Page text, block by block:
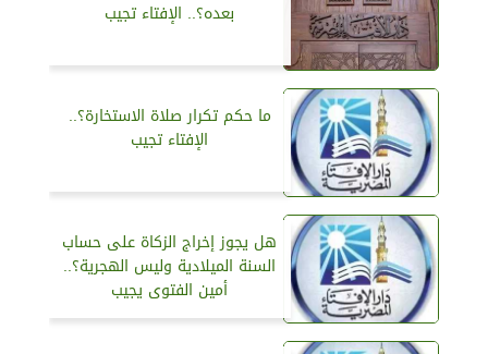
بعده؟.. الإفتاء تجيب
ما حكم تكرار صلاة الاستخارة؟..
الإفتاء تجيب
هل يجوز إخراج الزكاة على حساب
السنة الميلادية وليس الهجرية؟..
أمين الفتوى يجيب